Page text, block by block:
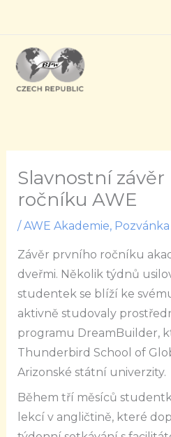
obsah
Slavnostní
ročníku AWE
/AWE Akademie, Pozvánka
Závěr prvního ročníku
dveřmi. Několik týdnů
studentek se blíží ke
aktivně studovaly
programu DreamBuilder,
Thunderbird School of
Arizonské státní univerzity.
Během tří měsíců
lekcí v angličtině, které